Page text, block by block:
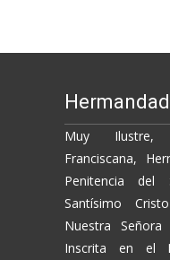
Hermandad
Muy Ilustre,
Franciscana,
Penitencia del
Santísimo
Nuestra
Inscrita en el